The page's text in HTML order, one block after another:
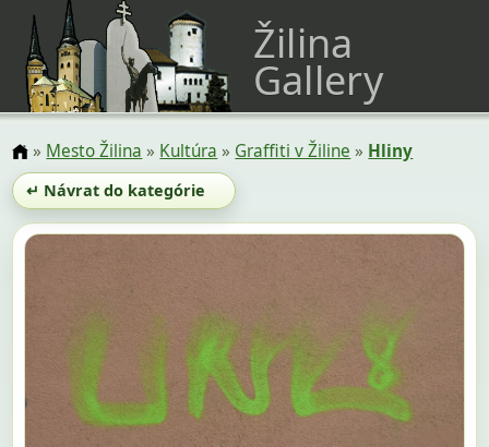
Žilina
Gallery
» Mesto Žilina » Kultúra » Graffiti v Žiline » Hliny
↵ Návrat do kategórie